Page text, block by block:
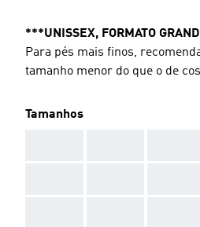
***UNISSEX, FORMATO
Para pés mais finos,
tamanho menor do que o de
Tamanhos